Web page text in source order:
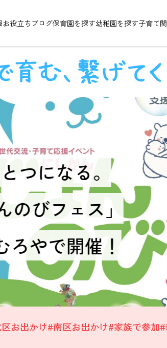
お役立ちブログ保育園を探す幼稚園を探す子育て
つになる。
のびフェス」
ろやで開催！
お出かけ#南区お出かけ#家族で参加